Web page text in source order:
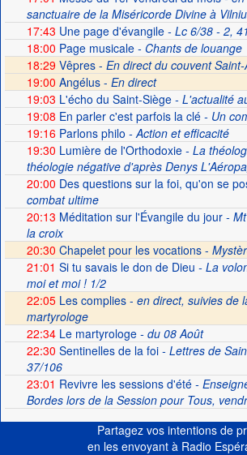
sanctuaire de la Miséricorde Divine à
17:43 Une page d'évangile- Lc 6/38 - 2,
18:00 Page musicale- Chants de louange
18:29 Vêpres - En direct du couvent
19:00 Angélus - En direct
19:03 L'écho du Saint-Siège- L'actualité
19:08 En parler c'est parfois la clé- Un
19:16Parlons philo - Action et efficacité
19:30 Lumière de l'Orthodoxie- La
théologie négative d'après Denys
20:00 Des questions sur la foi, qu'on se
combat ultime
20:13 Méditation sur l'Évangile du jour- Mt
la croix
20:30 Chapelet pour les vocations -
21:01 Si tu savais le don de Dieu - La
moi et moi ! 1/2
22:05Les complies - en direct, suivies de
martyrologe
22:34Le martyrologe- du 08 Août
22:30 Sentinelles de la foi- Lettres de
37/106
23:01 Revivre les sessions d'été-
Bordes lors de la Session pour Tous,
Partagez vos intentions de
en les envoyant à Radio